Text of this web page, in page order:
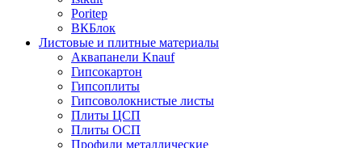
Poritep
ВКБлок
Листовые и плитные материалы
Аквапанели Knauf
Гипсокартон
Гипсоплиты
Гипсоволокнистые листы
Плиты ЦСП
Плиты ОСП
Профили металлические